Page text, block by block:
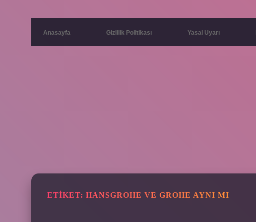
Anasayfa Gizlilik Politikası Yasal Uyarı
ETIKET: HANSGROHE VE GROHE AYNI MI